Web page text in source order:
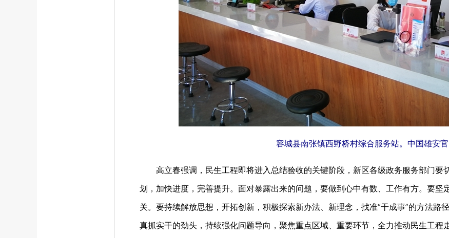
容城县南张镇西野桥村综合服务站。中国雄安
高立春强调，民生工程即将进入总结验收的关键阶段，新区各级政务服务部门
划，加快进度，完善提升。面对暴露出来的问题，要做到心中有数、工作有方。要
关。要持续解放思想，开拓创新，积极探索新办法、新理念，找准“干成事”的方法路
真抓实干的劲头，持续强化问题导向，聚焦重点区域、重要环节，全力推动民生工程